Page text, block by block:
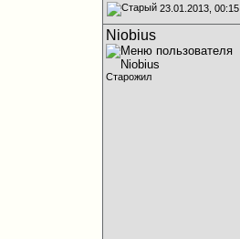
23.01.2013, 00:15
Niobius
Старожил